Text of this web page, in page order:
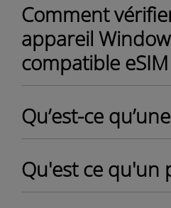
Comment
appareil
compatible eSIM
Qu’est-ce
Qu'est ce qu'un